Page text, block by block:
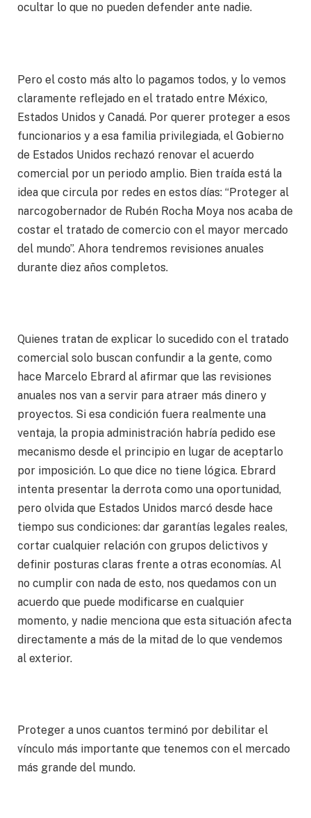
ocultar lo que no pueden defender ante nadie.
Pero el costo más alto lo pagamos todos, y lo vemos
claramente reflejado en el tratado entre México,
Estados Unidos y Canadá. Por querer proteger a esos
funcionarios y a esa familia privilegiada, el Gobierno
de Estados Unidos rechazó renovar el acuerdo
comercial por un periodo amplio. Bien traída está la
idea que circula por redes en estos días: “Proteger al
narcogobernador de Rubén Rocha Moya nos acaba de
costar el tratado de comercio con el mayor mercado
del mundo”. Ahora tendremos revisiones anuales
durante diez años completos.
Quienes tratan de explicar lo sucedido con el tratado
comercial solo buscan confundir a la gente, como
hace Marcelo Ebrard al afirmar que las revisiones
anuales nos van a servir para atraer más dinero y
proyectos. Si esa condición fuera realmente una
ventaja, la propia administración habría pedido ese
mecanismo desde el principio en lugar de aceptarlo
por imposición. Lo que dice no tiene lógica. Ebrard
intenta presentar la derrota como una oportunidad,
pero olvida que Estados Unidos marcó desde hace
tiempo sus condiciones: dar garantías legales reales,
cortar cualquier relación con grupos delictivos y
definir posturas claras frente a otras economías. Al
no cumplir con nada de esto, nos quedamos con un
acuerdo que puede modificarse en cualquier
momento, y nadie menciona que esta situación afecta
directamente a más de la mitad de lo que vendemos
al exterior.
Proteger a unos cuantos terminó por debilitar el
vínculo más importante que tenemos con el mercado
más grande del mundo.